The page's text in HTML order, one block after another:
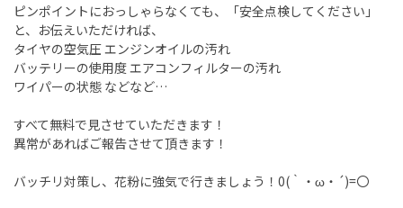
ピンポイントにおっしゃらなくても、「安全点検してください」
と、お伝えいただければ、
タイヤの空気圧 エンジンオイルの汚れ
バッテリーの使用度 エアコンフィルターの汚れ
ワイパーの状態 などなど…
すべて無料で見させていただきます！
異常があればご報告させて頂きます！
バッチリ対策し、花粉に強気で行きましょう！0(｀・ω・´)=〇